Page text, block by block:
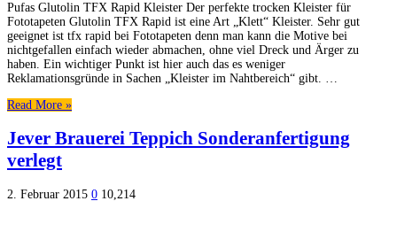
Pufas Glutolin TFX Rapid Kleister Der perfekte trocken Kleister für
Fototapeten Glutolin TFX Rapid ist eine Art „Klett“ Kleister. Sehr gut
geeignet ist tfx rapid bei Fototapeten denn man kann die Motive bei
nichtgefallen einfach wieder abmachen, ohne viel Dreck und Ärger zu
haben. Ein wichtiger Punkt ist hier auch das es weniger
Reklamationsgründe in Sachen „Kleister im Nahtbereich“ gibt. …
Read More »
Jever Brauerei Teppich Sonderanfertigung
verlegt
2. Februar 2015 0 10,214